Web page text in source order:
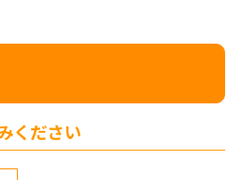
ください